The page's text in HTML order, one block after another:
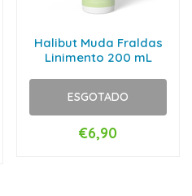
Halibut Muda Fraldas
Linimento 200 mL
ESGOTADO
€6,90